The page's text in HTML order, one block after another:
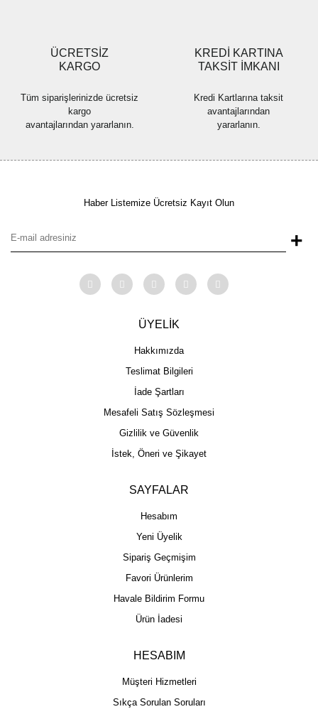
ÜCRETSİZ
KARGO
Tüm siparişlerinizde ücretsiz
kargo
avantajlarından yararlanın.
KREDİ KARTINA
TAKSİT İMKANI
Kredi Kartlarına taksit
avantajlarından
yararlanın.
Haber Listemize Ücretsiz Kayıt Olun
+
ÜYELİK
Hakkımızda
Teslimat Bilgileri
İade Şartları
Mesafeli Satış Sözleşmesi
Gizlilik ve Güvenlik
İstek, Öneri ve Şikayet
SAYFALAR
Hesabım
Yeni Üyelik
Sipariş Geçmişim
Favori Ürünlerim
Havale Bildirim Formu
Ürün İadesi
HESABIM
Müşteri Hizmetleri
Sıkça Sorulan Soruları